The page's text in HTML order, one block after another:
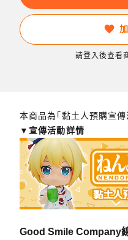
請登入後查看
本商品為「黏土人預購宣傳
▼宣傳活動詳情
Good Smile Company